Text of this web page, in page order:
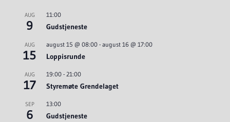
AUG
9
11:00
Gudstjeneste
AUG
15
august 15 @ 08:00- august 16 @ 17:00
Loppisrunde
AUG
17
19:00- 21:00
Styremøte Grendelaget
SEP
6
13:00
Gudstjeneste